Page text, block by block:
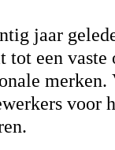
jaar
tot een
merken.
voor